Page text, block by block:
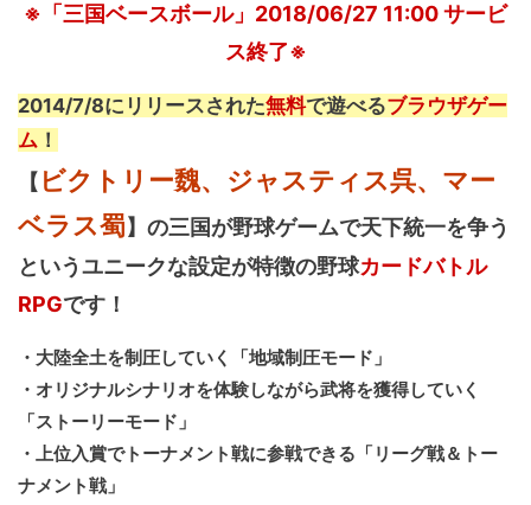
※「三国ベースボール」2018/06/27 11:00 サービ
ス終了※
2014/7/8にリリースされた無料で遊べるブラウザゲー
ム ！
【 ビクトリー魏、ジャスティス呉、マー
ベラス蜀】の三国が野球ゲームで天下統一を争う
というユニークな設定が特徴の野球カードバトル
RPGです！
・大陸全土を制圧していく「地域制圧モード」
・オリジナルシナリオを体験しながら武将を獲得していく
「ストーリーモード」
・上位入賞でトーナメント戦に参戦できる「リーグ戦＆トー
ナメント戦」